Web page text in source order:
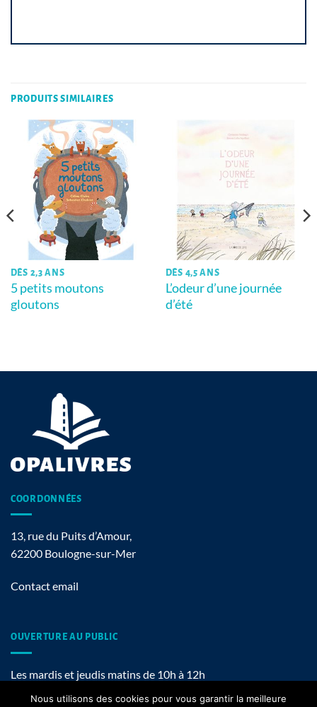
PRODUITS SIMILAIRES
DÈS 2,3 ANS
5 petits moutons
gloutons
DÈS 4,5 ANS
L’odeur d’une journée
d’été
COORDONNÉES
13, rue du Puits d’Amour,
62200 Boulogne-sur-Mer
Contact email
OUVERTURE AU PUBLIC
Les mardis et jeudis matins de 10h à 12h
Nous utilisons des cookies pour vous garantir la meilleure